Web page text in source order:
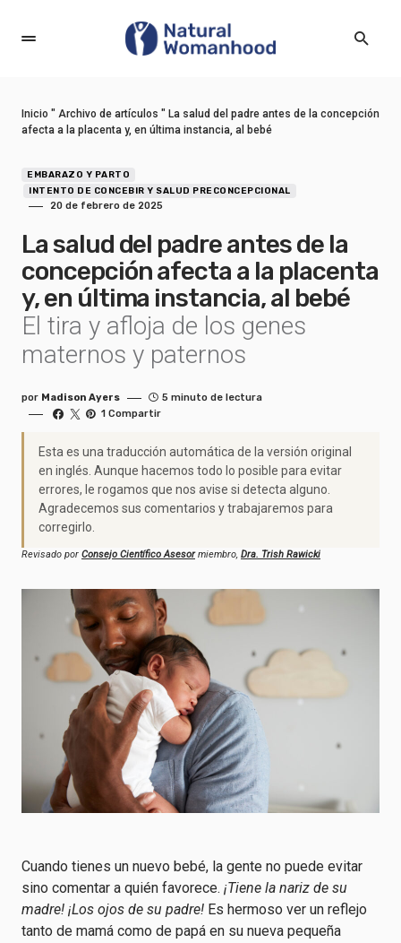
Inicio " Archivo de artículos " La salud del padre antes de la concepción
afecta a la placenta y, en última instancia, al bebé
EMBARAZO Y PARTO
INTENTO DE CONCEBIR Y SALUD PRECONCEPCIONAL
20 de febrero de 2025
La salud del padre antes de la
concepción afecta a la placenta
y, en última instancia, al bebé
El tira y afloja de los genes
maternos y paternos
por Madison Ayers
5 minuto de lectura
1 Compartir
Esta es una traducción automática de la versión original
en inglés. Aunque hacemos todo lo posible para evitar
errores, le rogamos que nos avise si detecta alguno.
Agradecemos sus comentarios y trabajaremos para
corregirlo.
Revisado por Consejo Científico Asesormiembro, Dra. Trish Rawicki
Cuando tienes un nuevo bebé, la gente no puede evitar
sino comentar a quién favorece. ¡Tiene la nariz de su
madre! ¡Los ojos de su padre! Es hermoso ver un reflejo
tanto de mamá como de papá en su nueva pequeña